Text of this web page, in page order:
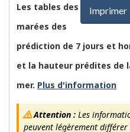
Imprimer
Les tables des
marées des
prédiction de 7 jours et
et la hauteur prédites de
mer. Plus d'information
Attention :Les
peuvent légèrement